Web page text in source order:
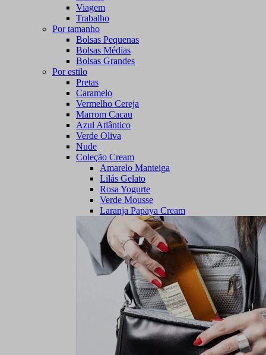
Viagem
Trabalho
Por tamanho
Bolsas Pequenas
Bolsas Médias
Bolsas Grandes
Por estilo
Pretas
Caramelo
Vermelho Cereja
Marrom Cacau
Azul Atlântico
Verde Oliva
Nude
Coleção Cream
Amarelo Manteiga
Lilás Gelato
Rosa Yogurte
Verde Mousse
Laranja Papaya Cream